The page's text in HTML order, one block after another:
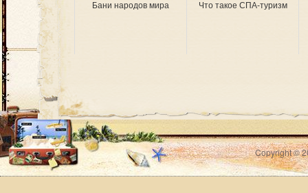
Бани народов мира Что такое СПА-туризм
Copyright ©